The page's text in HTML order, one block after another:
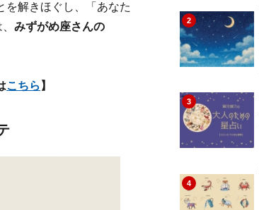
を解きほぐし、「あなた
みずがめ座さんの
こちら 】
2
3
4